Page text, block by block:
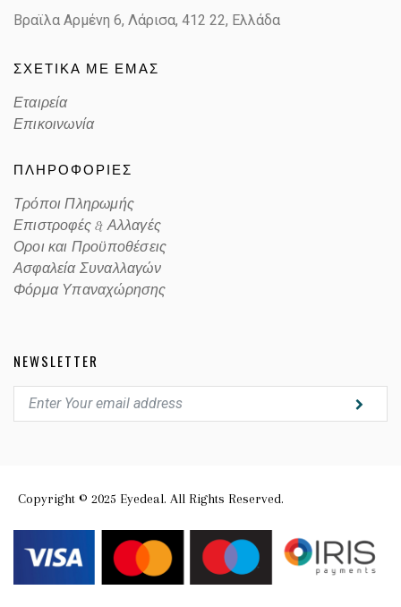
Lens Color POLARIZED GRADIENT GRAY
Color code
Βραϊλα Αρμένη 6, Λάρισα, 412 22, Ελλάδα
ΣΧΕΤΙΚΑ ΜΕ ΕΜΑΣ
Εταιρεία
Επικοινωνία
ΠΛΗΡΟΦΟΡΙΕΣ
Τρόποι Πληρωμής
Επιστροφές & Αλλαγές
Οροι και Προϋποθέσεις
Ασφαλεία Συναλλαγών
Φόρμα Υπαναχώρησης
NEWSLETTER
Copyright © 2025 Eyedeal. All Rights Reserved.